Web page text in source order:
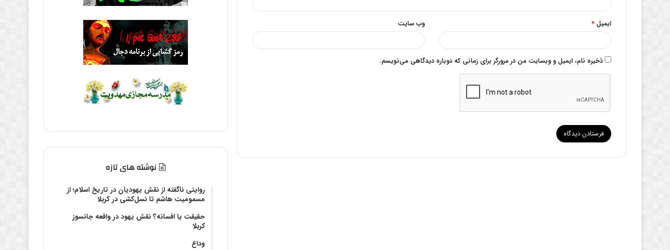
ایمیل * وب‌ سایت
ذخیره نام، ایمیل و وبسایت من در مرورگر برای زمانی که دوباره دیدگاهی می‌نویسم.
نوشته های تازه
روایتی ناگفته از نقش یهودیان در تاریخ اسلام؛ از
مسمومیت هاشم تا نسل‌کشی در کربلا
حقیقت یا افسانه؟‌ نقش یهود در واقعه جانسوز
کربلا
وداع